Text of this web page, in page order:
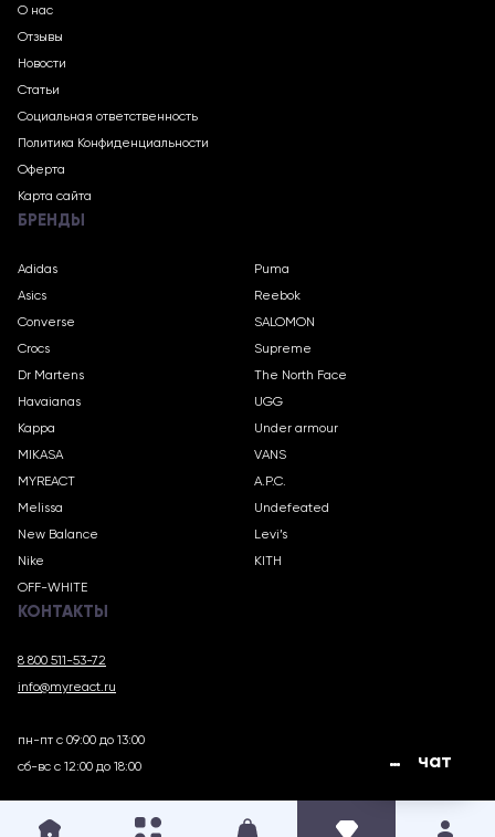
О нас
Отзывы
Новости
Статьи
Социальная ответственность
Политика Конфиденциальности
Оферта
Карта сайта
БРЕНДЫ
Adidas
Asics
Converse
Crocs
Dr Martens
Havaianas
Kappa
MIKASA
MYREACT
Melissa
New Balance
Nike
OFF-WHITE
Puma
Reebok
SALOMON
Supreme
The North Face
UGG
Under armour
VANS
A.P.C.
Undefeated
Levi’s
KITH
КОНТАКТЫ
8 800 511-53-72
info@myreact.ru
пн-пт с 09:00 до 13:00
сб-вс с 12:00 до 18:00
чат